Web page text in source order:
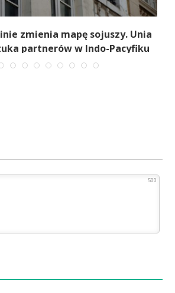
zmienia mapę sojuszy. Unia
partnerów w Indo-Pacyfiku
500